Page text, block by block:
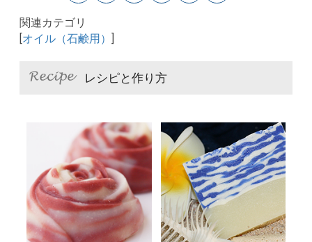
関連カテゴリ
オイル（石鹸用）
レシピと作り方